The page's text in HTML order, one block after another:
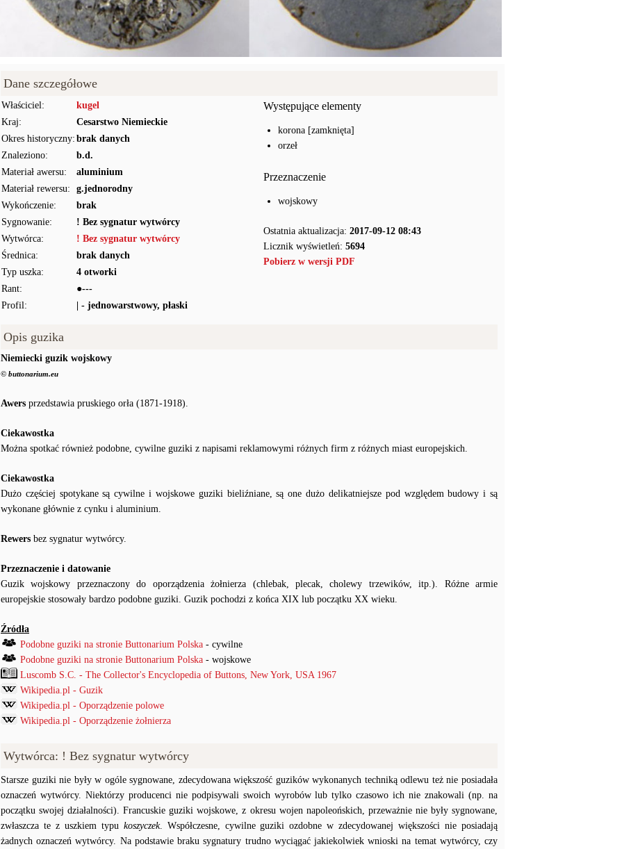
Dane szczegółowe
Właściciel:
kugel
Kraj:
Cesarstwo Niemieckie
Okres historyczny: brak danych
Znaleziono:
b.d.
Materiał awersu:
aluminium
Materiał rewersu:
g.jednorodny
Wykończenie:
brak
Sygnowanie:
! Bez sygnatur wytwórcy
Wytwórca:
! Bez sygnatur wytwórcy
Średnica:
brak danych
Typ uszka:
4 otworki
Rant:
●---
Profil:
| - jednowarstwowy, płaski
Występujące elementy
korona [zamknięta]
orzeł
Przeznaczenie
wojskowy
Ostatnia aktualizacja: 2017-09-12 08:43
Licznik wyświetleń: 5694
Pobierz w wersji PDF
Opis guzika
Niemiecki guzik wojskowy
© buttonarium.eu
Awers przedstawia pruskiego orła (1871-1918).
Ciekawostka
Można spotkać również podobne, cywilne guziki z napisami reklamowymi różnych firm z różnych miast europejskich.
Ciekawostka
Dużo częściej spotykane są cywilne i wojskowe guziki bieliźniane, są one dużo delikatniejsze pod względem budowy i są
wykonane głównie z cynku i aluminium.
Rewers bez sygnatur wytwórcy.
Przeznaczenie i datowanie
Guzik wojskowy przeznaczony do oporządzenia żołnierza (chlebak, plecak, cholewy trzewików, itp.). Różne armie
europejskie stosowały bardzo podobne guziki. Guzik pochodzi z końca XIX lub początku XX wieku.
Źródła
Podobne guziki na stronie Buttonarium Polska - cywilne
Podobne guziki na stronie Buttonarium Polska - wojskowe
Luscomb S.C. - The Collector's Encyclopedia of Buttons, New York, USA 1967
Wikipedia.pl - Guzik
Wikipedia.pl - Oporządzenie polowe
Wikipedia.pl - Oporządzenie żołnierza
Wytwórca: ! Bez sygnatur wytwórcy
Starsze guziki nie były w ogóle sygnowane, zdecydowana większość guzików wykonanych techniką odlewu też nie posiadała
oznaczeń wytwórcy. Niektórzy producenci nie podpisywali swoich wyrobów lub tylko czasowo ich nie znakowali (np. na
początku swojej działalności). Francuskie guziki wojskowe, z okresu wojen napoleońskich, przeważnie nie były sygnowane,
zwłaszcza te z uszkiem typu koszyczek. Współczesne, cywilne guziki ozdobne w zdecydowanej większości nie posiadają
żadnych oznaczeń wytwórcy. Na podstawie braku sygnatury trudno wyciągać jakiekolwiek wnioski na temat wytwórcy, czy